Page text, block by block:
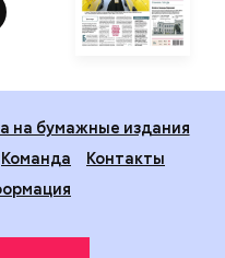
на бумажные издания
Команда
Контакты